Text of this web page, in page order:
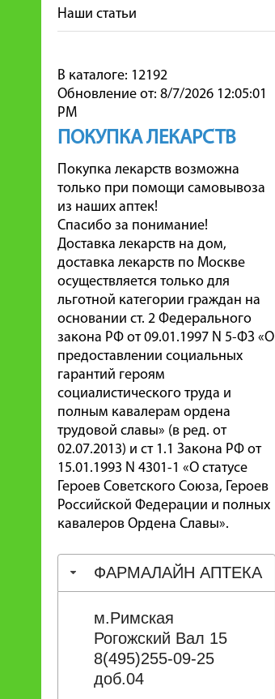
Наши статьи
В каталоге: 12192
Обновление от: 8/7/2026 12:05:01
PM
ПОКУПКА ЛЕКАРСТВ
Покупка лекарств возможна
только при помощи самовывоза
из наших аптек!
Спасибо за понимание!
Доставка лекарств на дом,
доставка лекарств по Москве
осуществляется только для
льготной категории граждан на
основании ст. 2 Федерального
закона РФ от 09.01.1997 N 5-ФЗ «О
предоставлении социальных
гарантий героям
социалистического труда и
полным кавалерам ордена
трудовой славы» (в ред. от
02.07.2013) и ст 1.1 Закона РФ от
15.01.1993 N 4301-1 «О статусе
Героев Советского Союза, Героев
Российской Федерации и полных
кавалеров Ордена Славы».
ФАРМАЛАЙН АПТЕКА
м.Римская
Рогожский Вал 15
8(495)255-09-25
доб.04